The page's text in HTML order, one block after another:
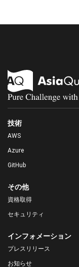
技術
AWS
Azure
GitHub
その他
資格取得
セキュリティ
インフォメーション
プレスリリース
お知らせ